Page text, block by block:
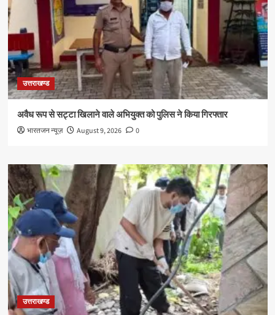
उत्तराखण्ड
अवैध रूप से सट्टा खिलाने वाले अभियुक्त को पुलिस ने किया गिरफ्तार
भारतजन न्यूज़ August 9, 2026 0
उत्तराखण्ड